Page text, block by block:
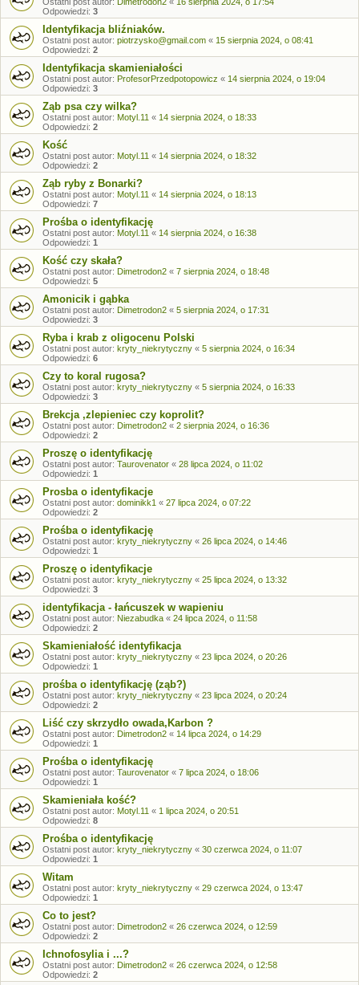
Odpowiedzi: 3
Identyfikacja bliźniaków.
Ostatni post autor: piotrzysko@gmail.com « 15 sierpnia 2024, o 08:41
Odpowiedzi: 2
Identyfikacja skamieniałości
Ostatni post autor: ProfesorPrzedpotopowicz « 14 sierpnia 2024, o 19:04
Odpowiedzi: 3
Ząb psa czy wilka?
Ostatni post autor: Motyl.11 « 14 sierpnia 2024, o 18:33
Odpowiedzi: 2
Kość
Ostatni post autor: Motyl.11 « 14 sierpnia 2024, o 18:32
Odpowiedzi: 2
Ząb ryby z Bonarki?
Ostatni post autor: Motyl.11 « 14 sierpnia 2024, o 18:13
Odpowiedzi: 7
Prośba o identyfikację
Ostatni post autor: Motyl.11 « 14 sierpnia 2024, o 16:38
Odpowiedzi: 1
Kość czy skała?
Ostatni post autor: Dimetrodon2 « 7 sierpnia 2024, o 18:48
Odpowiedzi: 5
Amonicik i gąbka
Ostatni post autor: Dimetrodon2 « 5 sierpnia 2024, o 17:31
Odpowiedzi: 3
Ryba i krab z oligocenu Polski
Ostatni post autor: kryty_niekrytyczny « 5 sierpnia 2024, o 16:34
Odpowiedzi: 6
Czy to koral rugosa?
Ostatni post autor: kryty_niekrytyczny « 5 sierpnia 2024, o 16:33
Odpowiedzi: 3
Brekcja ,zlepieniec czy koprolit?
Ostatni post autor: Dimetrodon2 « 2 sierpnia 2024, o 16:36
Odpowiedzi: 2
Proszę o identyfikację
Ostatni post autor: Taurovenator « 28 lipca 2024, o 11:02
Odpowiedzi: 1
Prosba o identyfikacje
Ostatni post autor: dominikk1 « 27 lipca 2024, o 07:22
Odpowiedzi: 2
Prośba o identyfikację
Ostatni post autor: kryty_niekrytyczny « 26 lipca 2024, o 14:46
Odpowiedzi: 1
Proszę o identyfikacje
Ostatni post autor: kryty_niekrytyczny « 25 lipca 2024, o 13:32
Odpowiedzi: 3
identyfikacja - łańcuszek w wapieniu
Ostatni post autor: Niezabudka « 24 lipca 2024, o 11:58
Odpowiedzi: 2
Skamieniałość identyfikacja
Ostatni post autor: kryty_niekrytyczny « 23 lipca 2024, o 20:26
Odpowiedzi: 1
prośba o identyfikację (ząb?)
Ostatni post autor: kryty_niekrytyczny « 23 lipca 2024, o 20:24
Odpowiedzi: 2
Liść czy skrzydło owada,Karbon ?
Ostatni post autor: Dimetrodon2 « 14 lipca 2024, o 14:29
Odpowiedzi: 1
Prośba o identyfikację
Ostatni post autor: Taurovenator « 7 lipca 2024, o 18:06
Odpowiedzi: 1
Skamieniała kość?
Ostatni post autor: Motyl.11 « 1 lipca 2024, o 20:51
Odpowiedzi: 8
Prośba o identyfikację
Ostatni post autor: kryty_niekrytyczny « 30 czerwca 2024, o 11:07
Odpowiedzi: 1
Witam
Ostatni post autor: kryty_niekrytyczny « 29 czerwca 2024, o 13:47
Odpowiedzi: 1
Co to jest?
Ostatni post autor: Dimetrodon2 « 26 czerwca 2024, o 12:59
Odpowiedzi: 2
Ichnofosylia i ...?
Ostatni post autor: Dimetrodon2 « 26 czerwca 2024, o 12:58
Odpowiedzi: 2